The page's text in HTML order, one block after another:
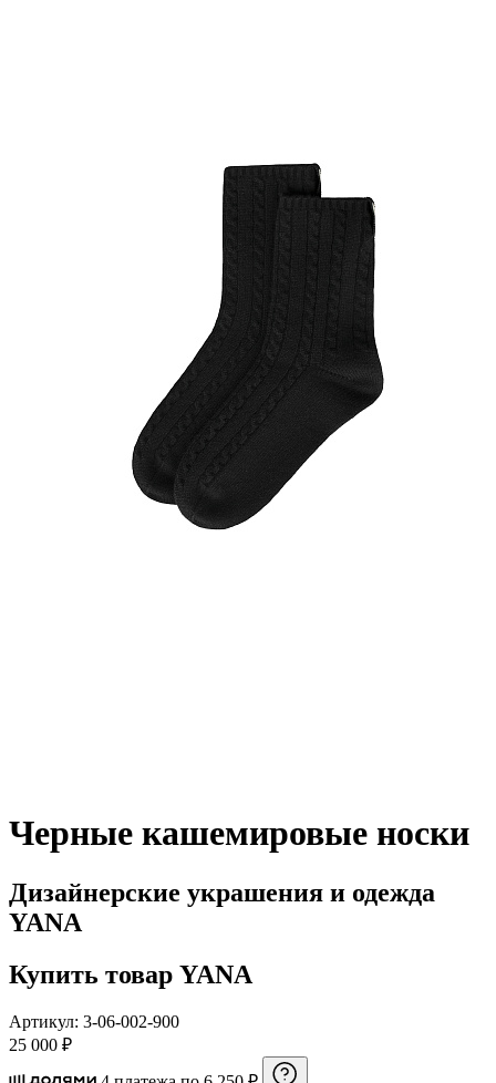
Черные кашемировые носки
Дизайнерские украшения и одежда
YANA
Купить товар YANA
Артикул: 3-06-002-900
25 000 ₽